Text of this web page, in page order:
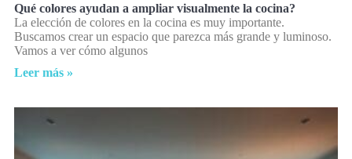
Qué colores ayudan a ampliar visualmente la cocina?
La elección de colores en la cocina es muy importante.
Buscamos crear un espacio que parezca más grande y luminoso.
Vamos a ver cómo algunos
Leer más »